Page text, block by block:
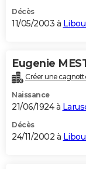
Décès
11/05/2003 à
Eugenie
Créer une
Naissance
21/06/1924 à
Décès
24/11/2002 à